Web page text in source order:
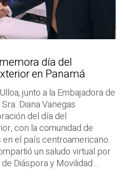
día del
en Panamá
junto a la Embajadora de
Diana Vanegas
del día del
con la comunidad de
el país centroamericano.
un saludo virtual por
Diáspora y Movilidad…